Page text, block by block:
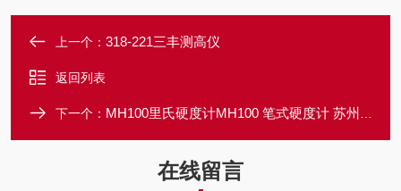
上一个： 318-221三丰测高仪
返回列表
下一个： MH100里氏硬度计MH100 笔式硬度计 苏州特约店
在线留言